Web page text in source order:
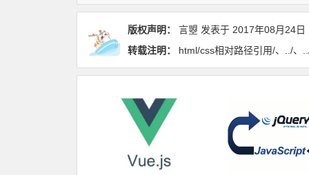
版权声明： 言曌 发表于 2017年08月24日
转载注明：
html/css相对路径引用/、../、